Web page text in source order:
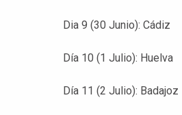
Dia 9 (30 Junio): Cádiz
Día 10 (1 Julio): Huelva
Día 11 (2 Julio): Badajoz